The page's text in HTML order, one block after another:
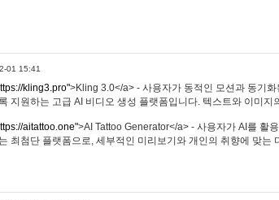
01 15:41
kling3.pro">Kling 3.0</a> - 사용자가 동적인 모션과 동기
지원하는 고급 AI 비디오 생성 플랫폼입니다. 텍스트와 이미
aitattoo.one">AI Tattoo Generator</a> - 사용자가 AI를 활
최첨단 플랫폼으로, 세부적인 미리보기와 개인의 취향에 맞는